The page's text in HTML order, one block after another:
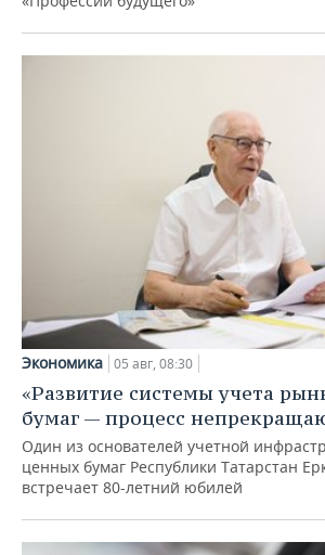
Экономика 05 авг, 08:30
«Развитие системы учета
бумаг — процесс
Один из основателей учетной
ценных бумаг Республики Татарстан
встречает 80-летний юбилей